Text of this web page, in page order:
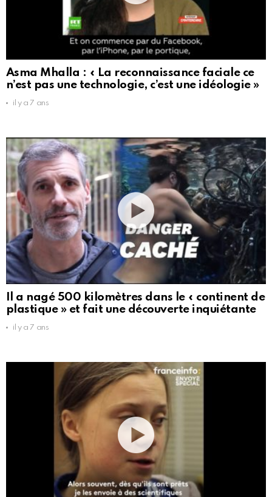
Asma Mhalla : « La reconnaissance faciale ce
n’est pas une technologie, c’est une idéologie »
il y a 7 ans
Il a nagé 500 kilomètres dans le « continent de
plastique » et fait une découverte inquiétante
il y a 7 ans